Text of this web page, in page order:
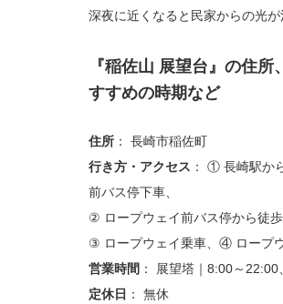
深夜に近くなると民家からの光
『稲佐山 展望台』の住
すすめの時期など
住所 ： 長崎市稲佐町
行き方・アクセス ： ① 長崎駅か
前バス停下車、
② ロープウェイ前バス停から徒
③ ロープウェイ乗車、④ ロープ
営業時間 ： 展望塔｜8:00～
定休日 ： 無休